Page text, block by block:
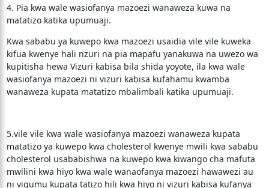
4. Pia kwa wale wasiofanya mazoezi wanaweza kuwa na
matatizo katika upumuaji.
Kwa sababu ya kuwepo kwa mazoezi usaidia vile vile kuweka
kifua kwenye hali nzuri na pia mapafu yanakuwa na uwezo wa
kupitisha hewa Vizuri kabisa bila shida yoyote, ila kwa wale
wasiofanya mazoezi ni vizuri kabisa kufahamu kwamba
wanaweza kupata matatizo mbalimbali katika upumuaji.
5.vile vile kwa wale wasiofanya mazoezi wanaweza kupata
matatizo ya kuwepo kwa cholesterol kwenye mwili kwa sababu
cholesterol usababishwa na kuwepo kwa kiwango cha mafuta
mwilini kwa hiyo kwa wale wanaofanya mazoezi hawawezi au
ni vigumu kupata tatizo hili kwa hiyo ni vizuri kabisa kufanya